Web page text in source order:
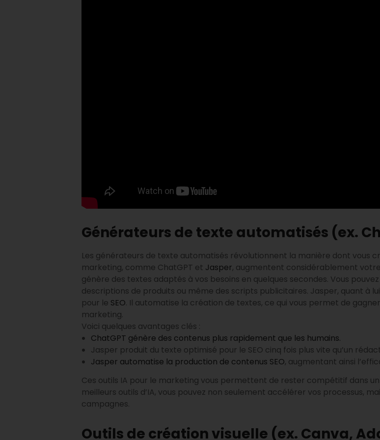
Générateurs de texte automatisés (ex.
Les générateurs de texte automatisés révolutionnent la manière dont vous
marketing, comme ChatGPT et Jasper, augmentent considérablement
génère des textes adaptés à vos besoins en quelques secondes. Vous
descriptions de produits ou même des scripts publicitaires. Jasper, quant à
pour le SEO. Il automatise la création de textes, ce qui vous permet de
marketing.
Voici quelques avantages clés :
ChatGPT génère des contenus plus rapidement que les humains.
Jasper produit du texte optimisé pour le SEO cinq fois plus vite qu’un
Jasper automatise la production de contenus SEO, augmentant ainsi
Ces outils IA pour le marketing vous permettent de rester compétitif dans
meilleurs outils d’IA, vous pouvez non seulement accélérer vos processus,
campagnes.
Outils de création visuelle (ex. Canva,